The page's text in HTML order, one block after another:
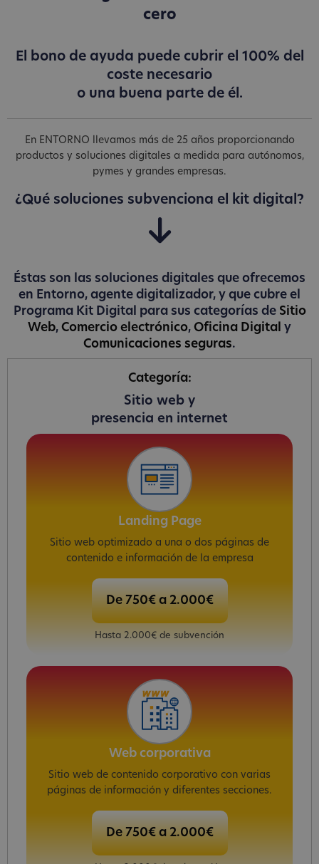
cero
El bono de ayuda puede cubrir el 100% del
coste necesario
o una buena parte de él.
En ENTORNO llevamos más de 25 años proporcionando
productos y soluciones digitales a medida para autónomos,
pymes y grandes empresas.
¿Qué soluciones subvenciona el kit digital?
Éstas son las soluciones digitales que ofrecemos
en Entorno, agente digitalizador, y que cubre el
Programa Kit Digital para sus categorías de Sitio
Web, Comercio electrónico, Oficina Digital y
Comunicaciones seguras.
Categoría:
Sitio web y
presencia en internet
Landing Page
Sitio web optimizado a una o dos páginas de
contenido e información de la empresa
De 750€ a 2.000€
Hasta 2.000€ de subvención
Web corporativa
Sitio web de contenido corporativo con varias
páginas de información y diferentes secciones.
De 750€ a 2.000€